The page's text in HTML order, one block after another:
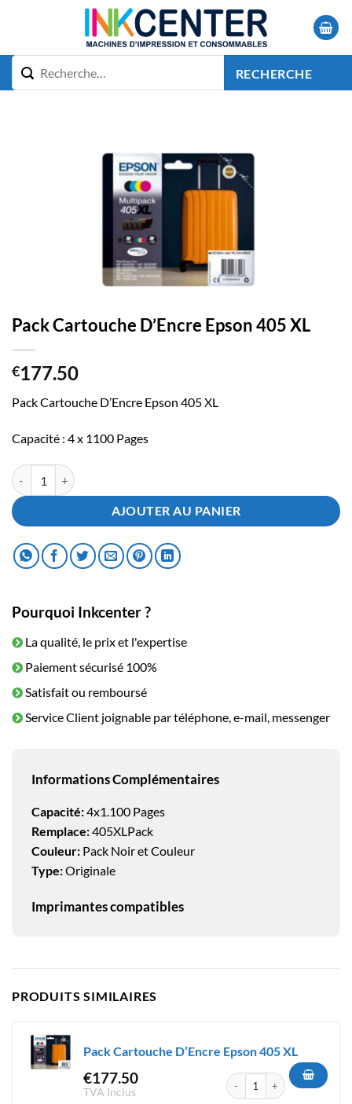
RECHERCHE
Pack Cartouche D’Encre Epson 405 XL
€177.50
Pack Cartouche D’Encre Epson 405 XL
Capacité : 4 x 1100 Pages
quantité de Pack Cartouche D'Encre Epson 405 XL
AJOUTER AU PANIER
Pourquoi Inkcenter ?
La qualité, le prix et l'expertise
Paiement sécurisé 100%
Satisfait ou remboursé
Service Client joignable par téléphone, e-mail, messenger
Informations Complémentaires
Capacité:4x1.100 Pages
Remplace:405XLPack
Couleur: Pack Noir et Couleur
Type:Originale
Imprimantes compatibles
PRODUITS SIMILAIRES
Pack Cartouche D’Encre Epson 405 XL
€177.50
TVA Inclus
quantité de Pack Cartouche